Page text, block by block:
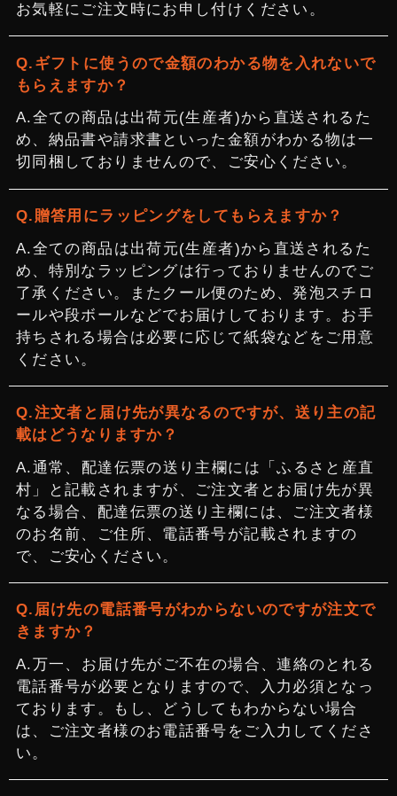
お気軽にご注文時にお申し付けください。
ギフトに使うので金額のわかる物を入れないで
もらえますか？
全ての商品は出荷元(生産者)から直送されるた
め、納品書や請求書といった金額がわかる物は一
切同梱しておりませんので、ご安心ください。
贈答用にラッピングをしてもらえますか？
全ての商品は出荷元(生産者)から直送されるた
め、特別なラッピングは行っておりませんのでご
了承ください。またクール便のため、発泡スチロ
ールや段ボールなどでお届けしております。お手
持ちされる場合は必要に応じて紙袋などをご用意
ください。
注文者と届け先が異なるのですが、送り主の記
載はどうなりますか？
通常、配達伝票の送り主欄には「ふるさと産直
村」と記載されますが、ご注文者とお届け先が異
なる場合、配達伝票の送り主欄には、ご注文者様
のお名前、ご住所、電話番号が記載されますの
で、ご安心ください。
届け先の電話番号がわからないのですが注文で
きますか？
万一、お届け先がご不在の場合、連絡のとれる
電話番号が必要となりますので、入力必須となっ
ております。もし、どうしてもわからない場合
は、ご注文者様のお電話番号をご入力してくださ
い。